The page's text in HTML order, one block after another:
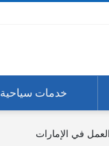
خدمات سياحية
في الإمارات